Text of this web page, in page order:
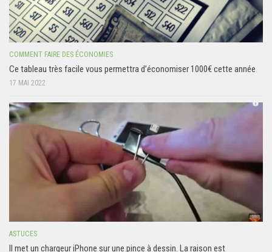
COMMENT FAIRE DES ÉCONOMIES
Ce tableau très facile vous permettra d’économiser 1000€ cette année
17 MAI 2022
ASTUCES
Il met un chargeur iPhone sur une pince à dessin. La raison est